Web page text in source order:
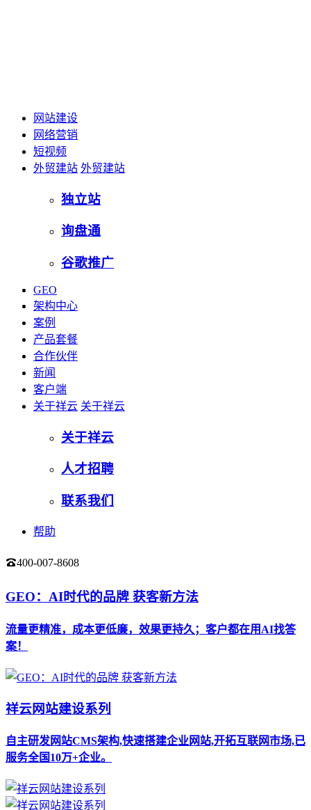
网站建设
网络营销
短视频
外贸建站 外贸建站
独立站
询盘通
谷歌推广
GEO
架构中心
案例
产品套餐
合作伙伴
新闻
客户端
关于祥云 关于祥云
关于祥云
人才招聘
联系我们
帮助
400-007-8608
GEO：AI时代的品牌 获客新方法
流量更精准，成本更低廉，效果更持久；客户都在用AI找答
案！
祥云网站建设系列
自主研发网站CMS架构,快速搭建企业网站,开拓互联网市场,已
服务全国10万+企业。